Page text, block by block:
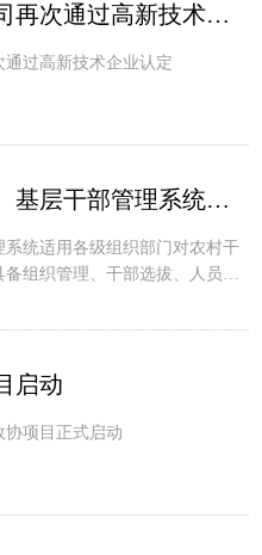
再次通过高新技术企业
过高新技术企业认定
基层干部管理系统即将
系统适用各级组织部门对农村干
组织管理、干部选拔、人员管
计表（花名册）等较为完善的功
启动
协项目正式启动